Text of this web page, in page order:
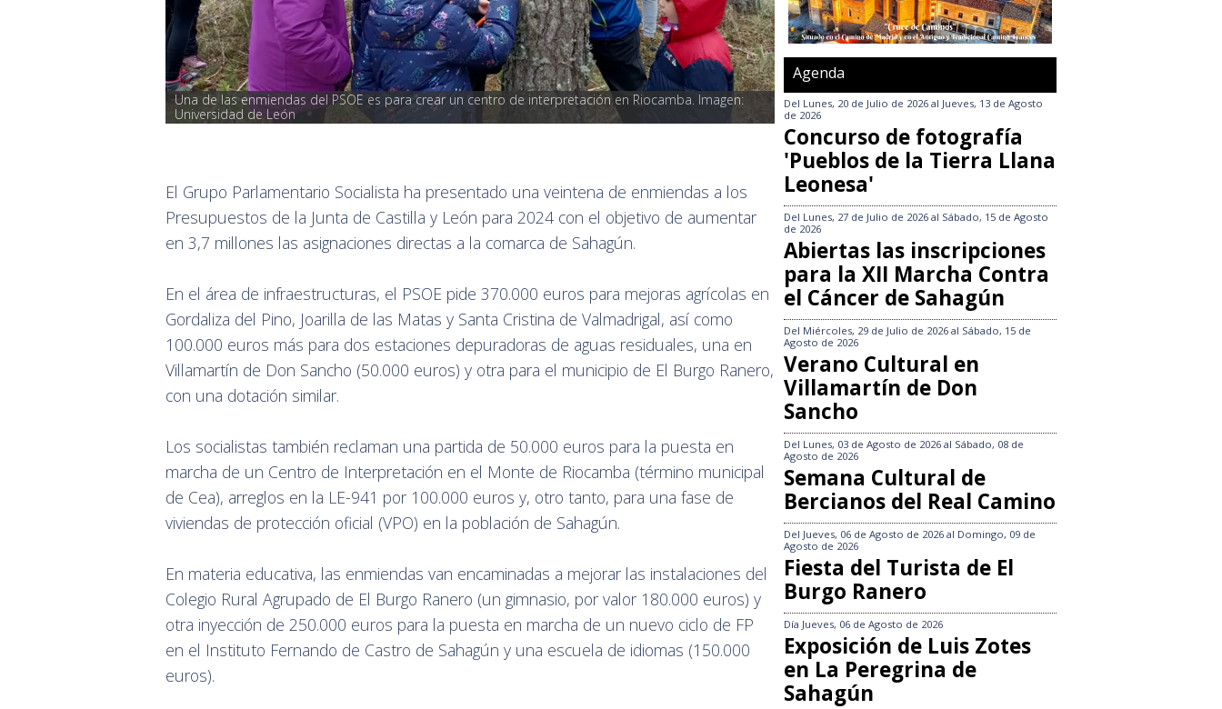
Una de las enmiendas del PSOE es para crear un centro de interpretación en Riocamba. Imagen:
Universidad de León
El Grupo Parlamentario Socialista ha presentado una veintena de enmiendas a los
Presupuestos de la Junta de Castilla y León para 2024 con el objetivo de aumentar
en 3,7 millones las asignaciones directas a la comarca de Sahagún.
En el área de infraestructuras, el PSOE pide 370.000 euros para mejoras agrícolas en
Gordaliza del Pino, Joarilla de las Matas y Santa Cristina de Valmadrigal, así como
100.000 euros más para dos estaciones depuradoras de aguas residuales, una en
Villamartín de Don Sancho (50.000 euros) y otra para el municipio de El Burgo Ranero,
con una dotación similar.
Los socialistas también reclaman una partida de 50.000 euros para la puesta en
marcha de un Centro de Interpretación en el Monte de Riocamba (término municipal
de Cea), arreglos en la LE-941 por 100.000 euros y, otro tanto, para una fase de
viviendas de protección oficial (VPO) en la población de Sahagún.
En materia educativa, las enmiendas van encaminadas a mejorar las instalaciones del
Colegio Rural Agrupado de El Burgo Ranero (un gimnasio, por valor 180.000 euros) y
otra inyección de 250.000 euros para la puesta en marcha de un nuevo ciclo de FP
en el Instituto Fernando de Castro de Sahagún y una escuela de idiomas (150.000
euros).
Agenda
Del Lunes, 20 de Julio de 2026 al Jueves, 13 de Agosto
de 2026
Concurso de fotografía
'Pueblos de la Tierra Llana
Leonesa'
Del Lunes, 27 de Julio de 2026 al Sábado, 15 de Agosto
de 2026
Abiertas las inscripciones
para la XII Marcha Contra
el Cáncer de Sahagún
Del Miércoles, 29 de Julio de 2026 al Sábado, 15 de
Agosto de 2026
Verano Cultural en
Villamartín de Don
Sancho
Del Lunes, 03 de Agosto de 2026 al Sábado, 08 de
Agosto de 2026
Semana Cultural de
Bercianos del Real Camino
Del Jueves, 06 de Agosto de 2026 al Domingo, 09 de
Agosto de 2026
Fiesta del Turista de El
Burgo Ranero
Día Jueves, 06 de Agosto de 2026
Exposición de Luis Zotes
en La Peregrina de
Sahagún